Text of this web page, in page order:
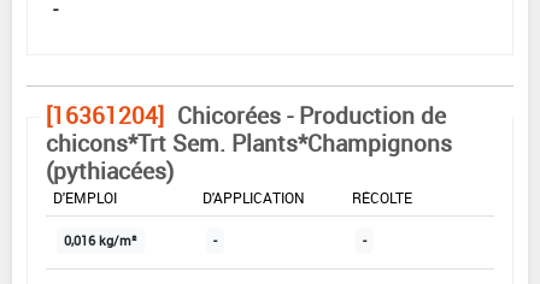
-
[16361204] Chicorées - Production de
chicons*Trt Sem. Plants*Champignons
(pythiacées)
DOSE MAX
D'EMPLOI
D'APPLICATION
RÉCOLTE
0,016 kg/m² - -